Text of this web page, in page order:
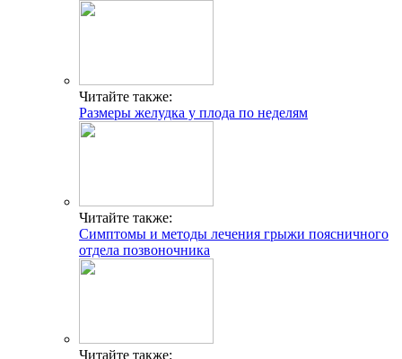
Читайте также:
Размеры желудка у плода по неделям
Читайте также:
Симптомы и методы лечения грыжи поясничного
отдела позвоночника
Читайте также: